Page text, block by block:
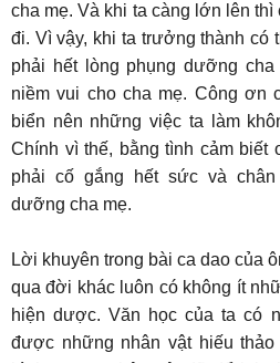
cha mẹ. Và khi ta càng lớn lên thì
đi. Vì vậy, khi ta trưởng thành có
phải hết lòng phụng dưỡng
niềm vui cho cha mẹ. Công ơn
biển nên những việc ta làm
Chính vì thế, bằng tình cảm biết
phải cố gắng hết sức và
dưỡng cha mẹ.
Lời khuyên trong bài ca dao của
qua đời khác luôn có không ít
hiện dược. Văn học của ta có
được những nhân vật hiếu